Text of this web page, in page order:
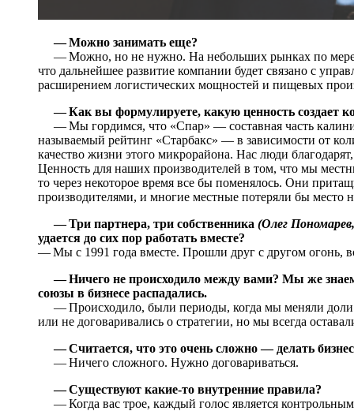
— Можно занимать еще?
— Можно, но не нужно. На небольших рынках по мере
что дальнейшее развитие компании будет связано с
расширением логистических мощностей и пищевых
— Как вы формулируете, какую ценность создает
— Мы гордимся, что «Спар» — составная часть
называемый рейтинг «Старбакс» — в зависимости от
качество жизни этого микрорайона. Нас люди
Ценность для наших производителей в том, что мы
то через некоторое время все бы поменялось. Они
производителями, и многие местные потеряли бы место
— Три партнера, три собственника (Олег
удается до сих пор работать вместе?
— Мы с 1991 года вместе. Прошли друг с другом огонь,
— Ничего не происходило между вами? Мы же
союзы в бизнесе распадались.
— Происходило, были периоды, когда мы меняли доли
или не договаривались о стратегии, но мы всегда
— Считается, что это очень сложно — делать
— Ничего сложного. Нужно договариваться.
— Существуют какие-то внутренние правила?
— Когда вас трое, каждый голос является